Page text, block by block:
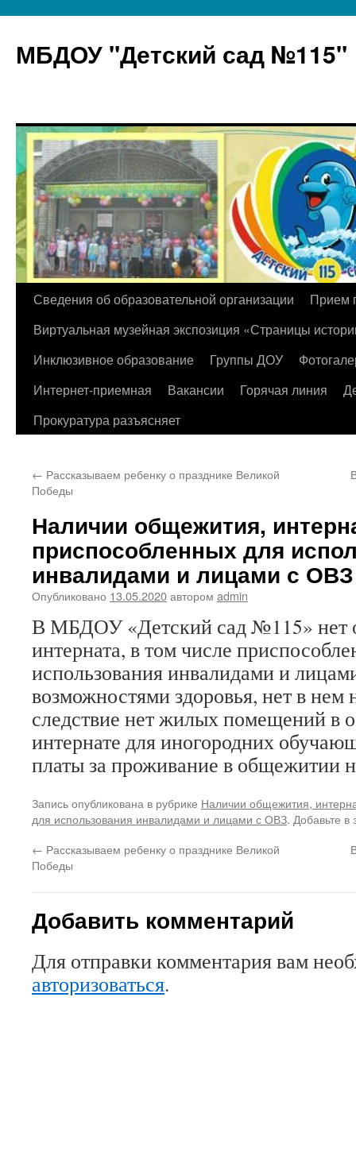
МБДОУ "Детский сад №115"
Перейти
содержимому
Сведения об образовательной организации
Прием
Виртуальная музейная экспозиция «Страницы
Инклюзивное образование
Группы ДОУ
Интернет-приемная
Вакансии Горячая линия
Прокуратура разъясняет
← Рассказываем ребенку о празднике Великой
Победы
Наличии общежития,
приспособленных для
инвалидами и лицами с ОВЗ
Опубликовано 13.05.2020автором admin
В МБДОУ «Детский сад №115» нет
интерната, в том числе
использования инвалидами и
возможностями здоровья, нет в нем
следствие нет жилых помещений в
интернате для иногородних
платы за проживание в общежитии
Запись опубликована в рубрике Наличии общежития,
для использования инвалидами и лицами с ОВЗ. Добавьте в
← Рассказываем ребенку о празднике Великой
Победы
Добавить комментарий
Для отправки комментария вам
авторизоваться.